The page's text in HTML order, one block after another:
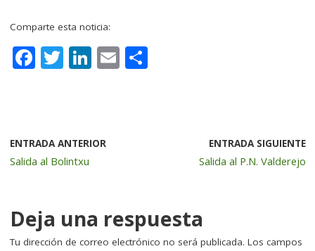
Comparte esta noticia:
F
b
o
k
T
r
Li
dI
E C
ENTRADA ANTERIOR
Salida al Bolintxu
ENTRADA SIGUIENTE
Salida al P.N. Valderejo
Deja una respuesta
Tu dirección de correo electrónico no será publicada. Los campos